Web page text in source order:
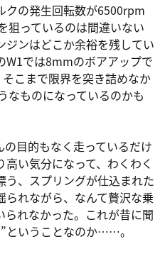
クの発生回転数が6500rpm
狙っているのは間違いない
ジンはどこか余裕を残してい
W1では8mmのボアアップで
こまで限界を突き詰めなか
なものになっているのかも
目的もなく走っているだけ
い気分になって、わくわく
、スプリングが仕込まれた
れながら、なんて贅沢な乗
られなかった。これが昔に聞
ということなのか……。